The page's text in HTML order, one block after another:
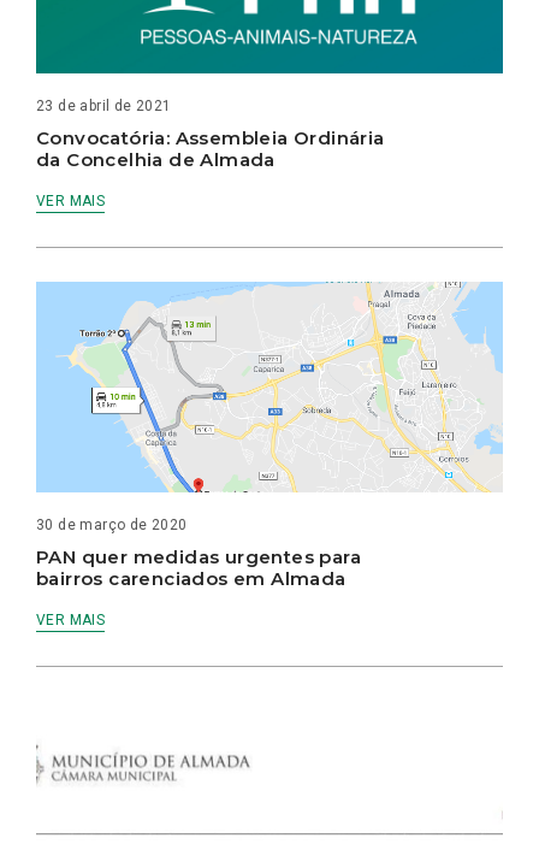
23 de abril de 2021
Convocatória: Assembleia Ordinária
da Concelhia de Almada
VER MAIS
30 de março de 2020
PAN quer medidas urgentes para
bairros carenciados em Almada
VER MAIS